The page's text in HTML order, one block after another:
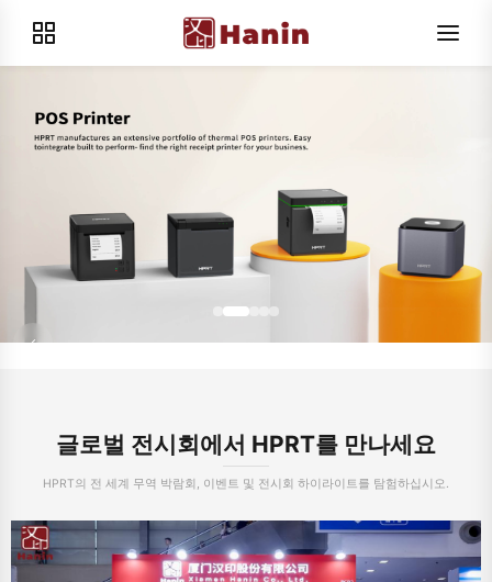
글로벌 전시회에서 HPRT를 만나세요
HPRT의 전 세계 무역 박람회, 이벤트 및 전시회 하이라이트를 탐험하십시오.